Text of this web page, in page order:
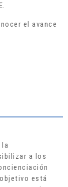
el avance
la
a los
está